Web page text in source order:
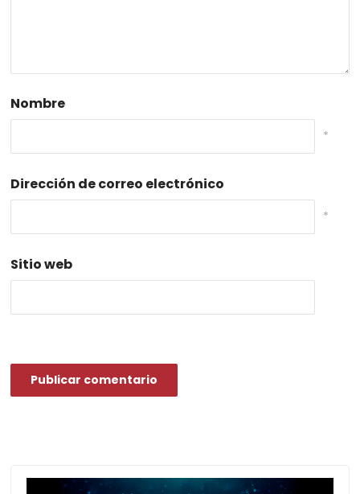
Nombre
*
Dirección de correo electrónico
*
Sitio web